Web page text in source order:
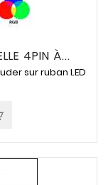
4PIN À...
sur ruban LED